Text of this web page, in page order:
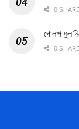
0
গোলাপ ফুল
0